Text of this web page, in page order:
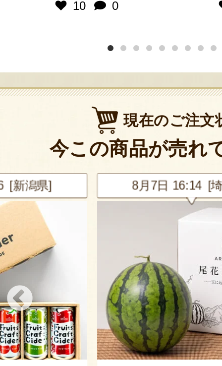
10 0
現在のご注文
今この商品が売れ
県] 8月7日 16:14 [埼玉